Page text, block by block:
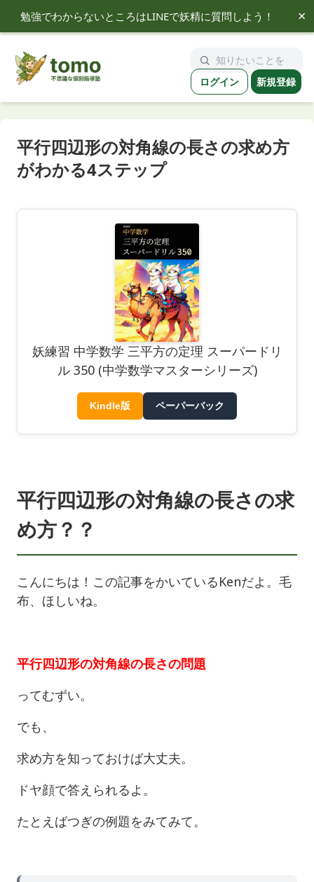
勉強でわからないところはLINEで妖精に質問しよう！ ×
tomo ログイン 新規登録
平行四辺形の対角線の長さの求め方
がわかる4ステップ
妖練習 中学数学 三平方の定理 スーパードリ
ル 350 (中学数学マスターシリーズ)
Kindle版 ペーパーバック
平行四辺形の対角線の長さの求
め方？？
こんにちは！この記事をかいているKenだよ。毛
布、ほしいね。
平行四辺形の対角線の長さの問題
ってむずい。
でも、
求め方を知っておけば大丈夫。
ドヤ顔で答えられるよ。
たとえばつぎの例題をみてみて。